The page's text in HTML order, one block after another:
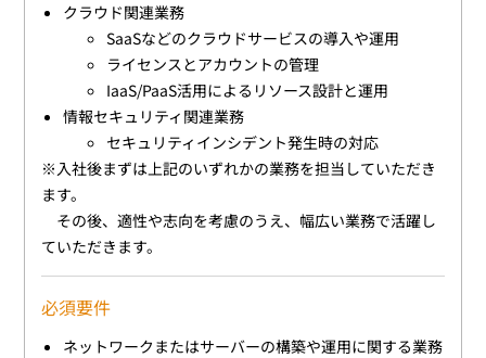
クラウド関連業務
SaaSなどのクラウドサービスの導入や運用
ライセンスとアカウントの管理
IaaS/PaaS活用によるリソース設計と運用
情報セキュリティ関連業務
セキュリティインシデント発生時の対応
※入社後まずは上記のいずれかの業務を担当していただき
ます。
その後、適性や志向を考慮のうえ、幅広い業務で活躍し
ていただきます。
必須要件
ネットワークまたはサーバーの構築や運用に関する業務